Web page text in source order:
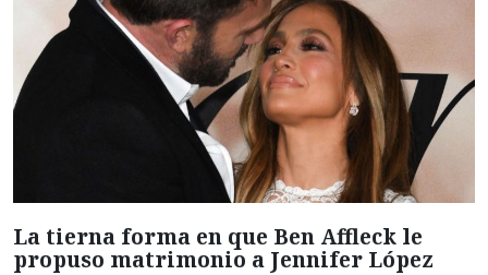
La tierna forma en que Ben Affleck le
propuso matrimonio a Jennifer López